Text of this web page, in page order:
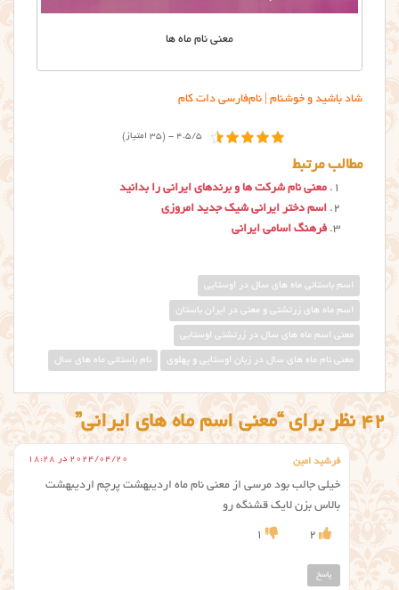
معنی نام ماه ها
شاد باشید و خوشنام | نام‌فارسی دات کام
4.5/5 - (35 امتیاز)
مطالب مرتبط
معنی نام شرکت ها و برندهای ایرانی را بدانید
اسم دختر ایرانی شیک جدید امروزی
فرهنگ اسامی ایرانی
اسم باستانی ماه های سال در اوستایی
اسم ماه های زرتشتی و معنی در ایران باستان
معنی اسم ماه های سال در زرتشتی اوستایی
معنی نام ماه های سال در زبان اوستایی و پهلوی نام باستانی ماه های سال
42 نظر برای “معنی اسم ماه های ایرانی”
فرشید امین 2024/04/20 در 18:28
خیلی جالب بود مرسی از معنی نام ماه اردیبهشت پرچم اردیبهشت
بالاس بزن لایک قشنگه رو
2
1
پاسخ